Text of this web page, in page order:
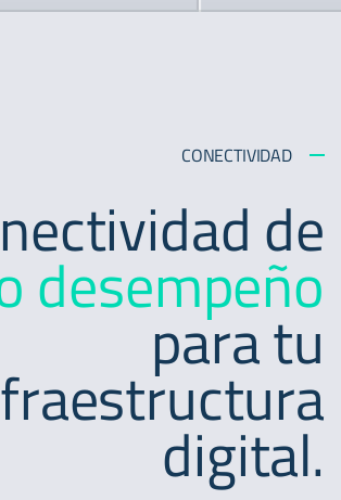
CONECTIVIDAD
de
desempeño
para tu
digital.